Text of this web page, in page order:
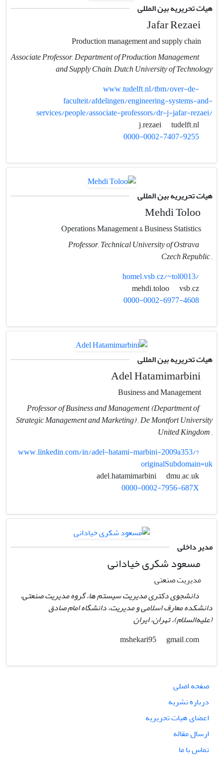
هیات تحریریه بین المللی
Jafar Rezaei
Associate Professor, Department of Production Management
and Supply Chain, Dutch University of Technology
www.tudelft.nl/tbm/over-de-
faculteit/afdelingen/engineering-systems-and-
services/people/associate-professors/dr-j-jafar-rezaei/
tudelft.nl
0000-0002-7407-9255
هیات تحریریه بین المللی
Mehdi Toloo
Professor, Technical University of Ostrava
, Czech Republic
homel.vsb.cz/~tol0013/
vsb.cz
0000-0002-6977-4608
هیات تحریریه بین المللی
Adel Hatamimarbini
Business and Management
Professor of Business and Management (Department of
Strategic Management and Marketing) , De Montfort University
, United Kingdom
www.linkedin.com/in/adel-hatami-marbini-2009a353/?
originalSubdomain=uk
dmu.ac.uk
0000-0002-7956-687X
مدیر داخلی
مسعود شکری خیادانی
مدیریت صنعتی
دانشجوی دکتری مدیریت سیستم ها، گروه مدیریت صنعتی،
دانشکده معارف اسلامی و مدیریت، دانشگاه امام صادق
(علیه‌السلام)، تهران،‌ ایران
gmail.com
صفحه اصلی
درباره نشریه
اعضای هیات تحریریه
ارسال مقاله
تماس با ما